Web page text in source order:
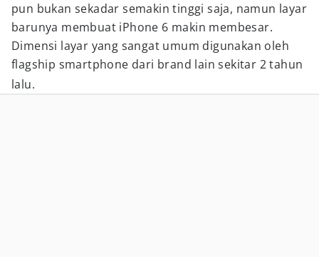
pun bukan sekadar semakin tinggi saja, namun layar
barunya membuat iPhone 6 makin membesar.
Dimensi layar yang sangat umum digunakan oleh
flagship smartphone dari brand lain sekitar 2 tahun
lalu.